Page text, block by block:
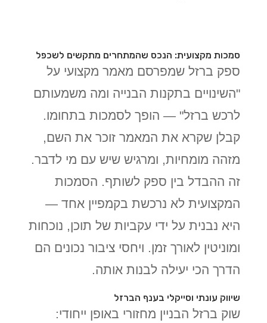
סמכות מקצועית: הנכס שהמתחרים מתקשים לשכפל
ספק ברזל שמפרסם מאמר מקצועי על
"השינויים בתקנות הבנייה ומה משמעותם
לרכש ברזל" — הופך לסמכות בתחומו.
קבלן שקרא את המאמר זוכר את השם,
מזהה מומחיות, ומרגיש שיש עם מי לדבר.
זה ההבדל בין ספק לשותף. הסמכות
המקצועית לא נרכשת בקמפיין אחד —
היא נבנית על ידי עקביות של תוכן, נוכחות
ומוניטין לאורך זמן. ויחסי ציבור נכונים הם
הדרך הכי יעילה לבנות אותה.
שיווק עונתי וסייקלי בענף הברזל
שוק ברזל הבניין מחזורי באופן ייחודי: